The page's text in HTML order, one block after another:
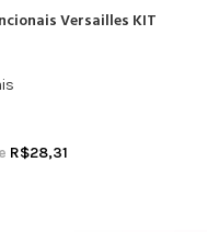
Versailles KIT
R$28,31